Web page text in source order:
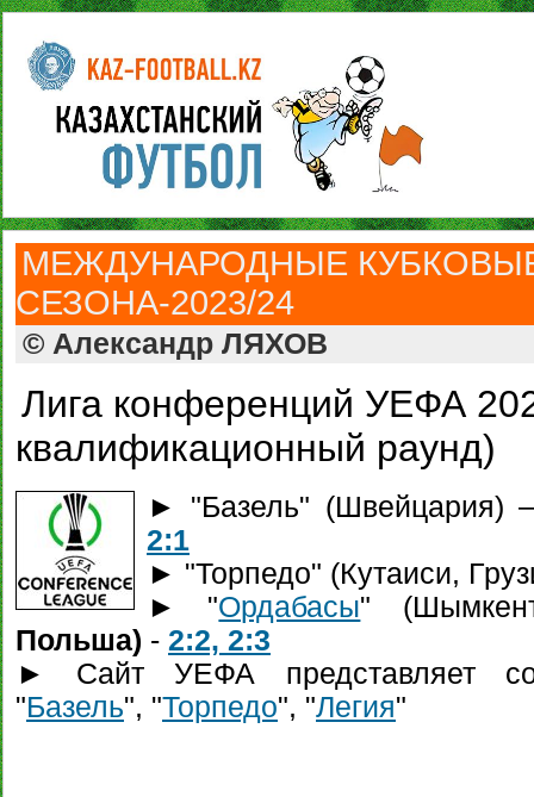
МЕЖДУНАРОДНЫЕ
СЕЗОНА-2023/24
© Александр ЛЯХОВ
Лига конференций УЕФА
квалификационный раунд)
► "Базель" (Швейцария)
2:1
► "Торпедо" (Кутаиси,
► "Ордабасы"
Польша) - 2:2, 2:3
► Сайт УЕФА представляет
"Базель", "Торпедо", "Легия"